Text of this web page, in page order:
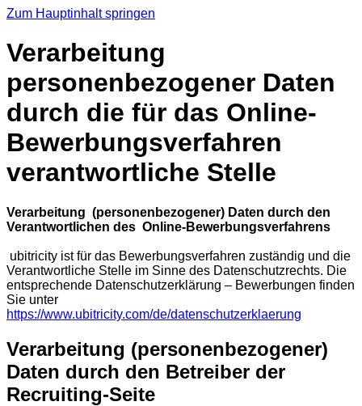
Zum Hauptinhalt springen
Verarbeitung
personenbezogener Daten
durch die für das Online-
Bewerbungsverfahren
verantwortliche Stelle
Verarbeitung (personenbezogener) Daten durch den
Verantwortlichen des Online-Bewerbungsverfahrens
ubitricity ist für das Bewerbungsverfahren zuständig und die
Verantwortliche Stelle im Sinne des Datenschutzrechts. Die
entsprechende Datenschutzerklärung – Bewerbungen finden
Sie unter
https://www.ubitricity.com/de/datenschutzerklaerung
Verarbeitung (personenbezogener)
Daten durch den Betreiber der
Recruiting-Seite